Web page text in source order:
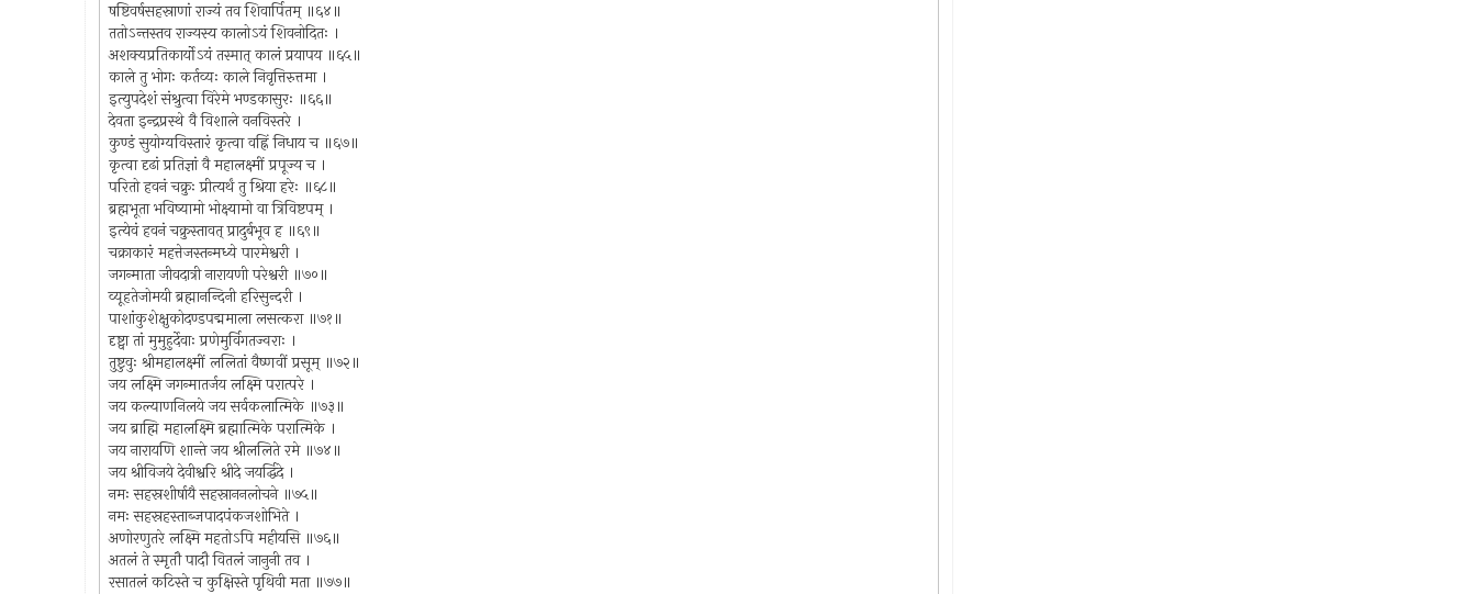
षष्टिवर्षसहस्राणां राज्यं तव शिवार्पितम् ॥६४॥
ततोऽन्तस्तव राज्यस्य कालोऽयं शिवनोदितः ।
अशक्यप्रतिकार्योऽयं तस्मात् कालं प्रयापय ॥६५॥
काले तु भोगः कर्तव्यः काले निवृत्तिरुत्तमा ।
इत्युपदेशं संश्रुत्वा विरेमे भण्डकासुरः ॥६६॥
देवता इन्द्रप्रस्थे वै विशाले वनविस्तरे ।
कुण्डं सुयोग्यविस्तारं कृत्वा वह्निं निधाय च ॥६७॥
कृत्वा दृढां प्रतिज्ञां वै महालक्ष्मीं प्रपूज्य च ।
परितो हवनं चक्रुः प्रीत्यर्थं तु श्रिया हरेः ॥६८॥
ब्रह्मभूता भविष्यामो भोक्ष्यामो वा त्रिविष्टपम् ।
इत्येवं हवनं चक्रुस्तावत् प्रादुर्बभूव ह ॥६९॥
चक्राकारं महत्तेजस्तन्मध्ये पारमेश्वरी ।
जगन्माता जीवदात्री नारायणी परेश्वरी ॥७०॥
व्यूहतेजोमयी ब्रह्मानन्दिनी हरिसुन्दरी ।
पाशांकुशेक्षुकोदण्डपद्ममाला लसत्करा ॥७१॥
दृष्ट्वा तां मुमुहुर्देवाः प्रणेमुर्विगतज्वराः ।
तुष्टुवुः श्रीमहालक्ष्मीं ललितां वैष्णवीं प्रसूम् ॥७२॥
जय लक्ष्मि जगन्मातर्जय लक्ष्मि परात्परे ।
जय कल्याणनिलये जय सर्वकलात्मिके ॥७३॥
जय ब्राह्मि महालक्ष्मि ब्रह्मात्मिके परात्मिके ।
जय नारायणि शान्ते जय श्रीललिते रमे ॥७४॥
जय श्रीविजये देवीश्वरि श्रीदे जयर्द्धिदे ।
नमः सहस्रशीर्षायै सहस्राननलोचने ॥७५॥
नमः सहस्रहस्ताब्जपादपंकजशोभिते ।
अणोरणुतरे लक्ष्मि महतोऽपि महीयसि ॥७६॥
अतलं ते स्मृतौ पादौ वितलं जानुनी तव ।
रसातलं कटिस्ते च कुक्षिस्ते पृथिवी मता ॥७७॥